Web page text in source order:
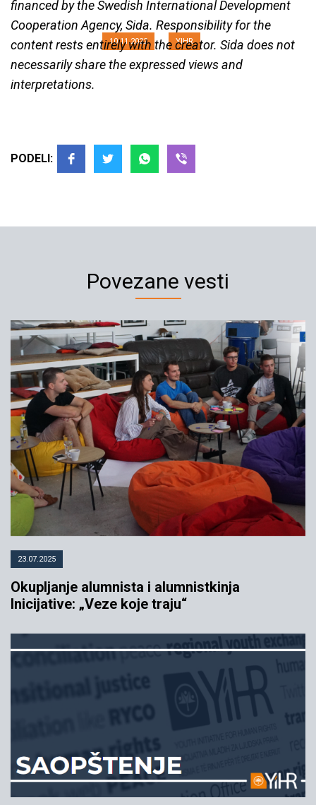
10.11.2022 YIHR
financed by the Swedish International Development
Cooperation Agency, Sida. Responsibility for the
content rests entirely with the creator. Sida does not
necessarily share the expressed views and
interpretations.
PODELI:
Povezane vesti
23.07.2025
Okupljanje alumnista i alumnistkinja
Inicijative: „Veze koje traju“